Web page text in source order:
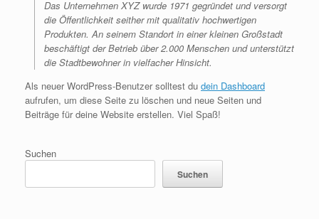
Das Unternehmen XYZ wurde 1971 gegründet und versorgt
die Öffentlichkeit seither mit qualitativ hochwertigen
Produkten. An seinem Standort in einer kleinen Großstadt
beschäftigt der Betrieb über 2.000 Menschen und unterstützt
die Stadtbewohner in vielfacher Hinsicht.
Als neuer WordPress-Benutzer solltest du dein Dashboard
aufrufen, um diese Seite zu löschen und neue Seiten und
Beiträge für deine Website erstellen. Viel Spaß!
Suchen
Suchen